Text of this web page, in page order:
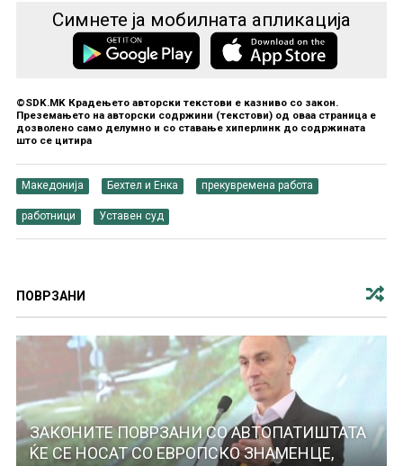
Симнете ја мобилната апликација
©SDK.MK Крадењето авторски текстови е казниво со закон.
Преземањето на авторски содржини (текстови) од оваа страница е
дозволено само делумно и со ставање хиперлинк до содржината
што се цитира
Македонија Бехтел и Енка прекувремена работа
работници Уставен суд
ПОВРЗАНИ
ЗАКОНИТЕ ПОВРЗАНИ СО АВТОПАТИШТАТА
ЌЕ СЕ НОСАТ СО ЕВРОПСКО ЗНАМЕНЦЕ,